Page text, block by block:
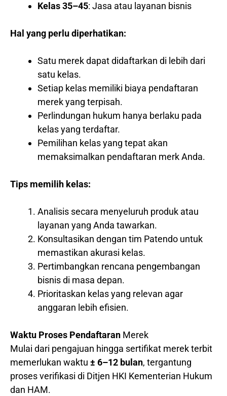
Kelas 35–45: Jasa atau layanan bisnis
Hal yang perlu diperhatikan:
Satu merek dapat didaftarkan di lebih dari
satu kelas.
Setiap kelas memiliki biaya pendaftaran
merek yang terpisah.
Perlindungan hukum hanya berlaku pada
kelas yang terdaftar.
Pemilihan kelas yang tepat akan
memaksimalkan pendaftaran merk Anda.
Tips memilih kelas:
Analisis secara menyeluruh produk atau
layanan yang Anda tawarkan.
Konsultasikan dengan tim Patendo untuk
memastikan akurasi kelas.
Pertimbangkan rencana pengembangan
bisnis di masa depan.
Prioritaskan kelas yang relevan agar
anggaran lebih efisien.
Waktu Proses Pendaftaran Merek
Mulai dari pengajuan hingga sertifikat merek terbit
memerlukan waktu ± 6–12 bulan, tergantung
proses verifikasi di Ditjen HKI Kementerian Hukum
dan HAM.